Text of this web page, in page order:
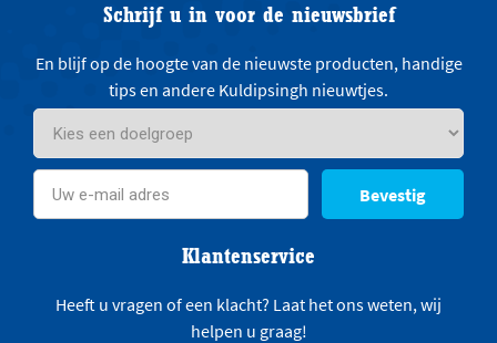
Schrijf u in voor de nieuwsbrief
En blijf op de hoogte van de nieuwste producten, handige
tips en andere Kuldipsingh nieuwtjes.
Bevestig
Klantenservice
Heeft u vragen of een klacht? Laat het ons weten, wij
helpen u graag!